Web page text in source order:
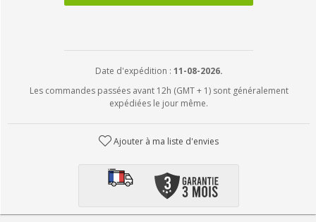
Date d'expédition : 11-08-2026.
Les commandes passées avant 12h (GMT + 1) sont généralement
expédiées le jour même.
Ajouter à ma liste d'envies